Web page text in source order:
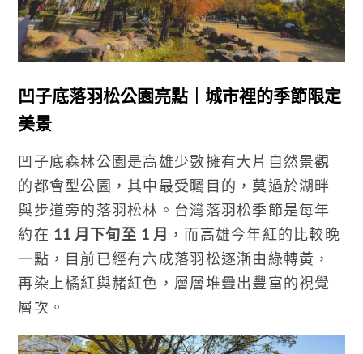
凹子底落羽松公園亮點｜城市裡的季節限定
美景
凹子底森林公園是高雄少數擁有大片自然景觀
的都會型公園，其中最受矚目的，莫過於湖畔
與步道旁的落羽松林。台灣落羽松季節是每年
約在 11 月下旬至 1 月 ，而高雄今年紅的比較晚
一點，目前已經有六成落羽松逐漸由綠轉黃，
再染上橘紅與赭紅色，層層堆疊出豐富的視覺
層次。